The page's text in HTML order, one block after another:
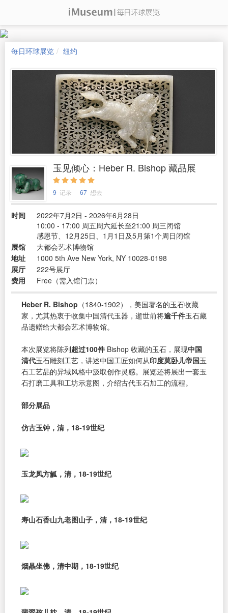
每日环球展览 纽约
玉见倾心：Heber R. Bishop 藏品展
9 记录 67 想去
时间
2022年7月2日 - 2026年6月28日
10:00 - 17:00 周五周六延长至21:00 周三闭馆
感恩节、12月25日、1月1日及5月第1个周日闭馆
展馆
大都会艺术博物馆
地址
1000 5th Ave New York, NY 10028-0198
展厅
222号展厅
费用
Free（需入馆门票）
Heber R. Bishop （1840-1902），美国著名的玉石收藏
家，尤其热衷于收集中国清代玉器，逝世前将逾千件玉石藏
品遗赠给大都会艺术博物馆。
本次展览将陈列超过100件 Bishop 收藏的玉石，展现中国
清代玉石雕刻工艺，讲述中国工匠如何从印度莫卧儿帝国玉
石工艺品的异域风格中汲取创作灵感。展览还将展出一套玉
石打磨工具和工坊示意图，介绍古代玉石加工的流程。
部分展品
仿古玉钟，清，18-19世纪
玉龙凤方觚，清，18-19世纪
寿山石香山九老图山子，清，18-19世纪
烟晶坐佛，清中期，18-19世纪